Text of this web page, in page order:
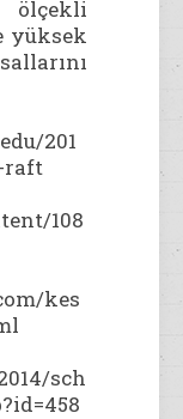
ölçekli
yüksek
201
raft
108
kes
sch